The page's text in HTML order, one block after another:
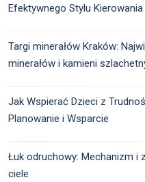
Efektywnego Stylu Kierowania
Targi minerałów Kraków:
minerałów i kamieni
Jak Wspierać Dzieci z
Planowanie i Wsparcie
Łuk odruchowy: Mechanizm i
ciele